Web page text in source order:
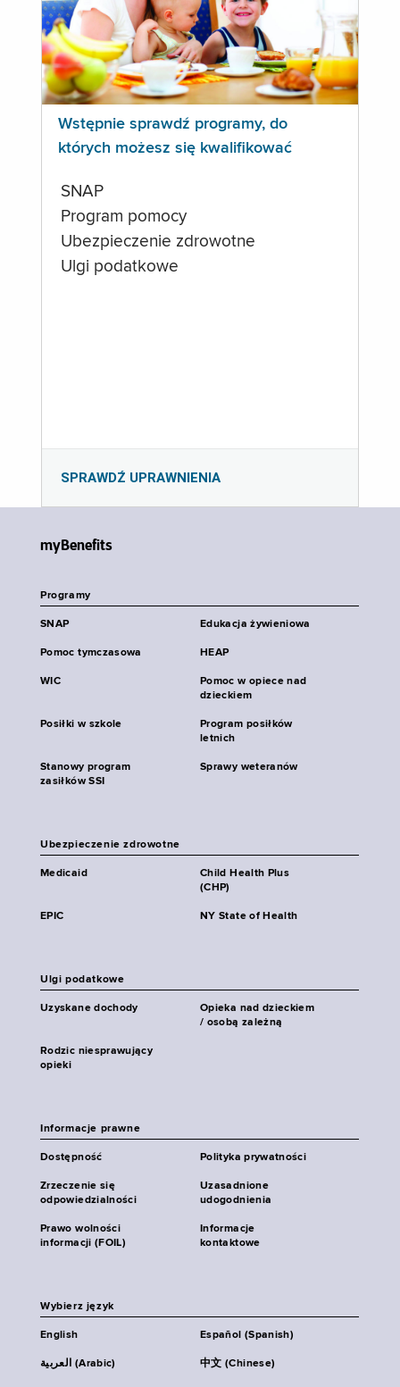
Wstępnie sprawdź programy, do
których możesz się kwalifikować
SNAP
Program pomocy
Ubezpieczenie zdrowotne
Ulgi podatkowe
SPRAWDŹ UPRAWNIENIA
myBenefits
Programy
SNAP Edukacja żywieniowa
Pomoc tymczasowa HEAP
WIC
Pomoc w opiece nad
dzieckiem
Posiłki w szkole
Program posiłków
letnich
Stanowy program
zasiłków SSI
Sprawy weteranów
Ubezpieczenie zdrowotne
Medicaid
Child Health Plus
(CHP)
EPIC NY State of Health
Ulgi podatkowe
Uzyskane dochody
Opieka nad dzieckiem
/ osobą zależną
Rodzic niesprawujący
opieki
Informacje prawne
Dostępność Polityka prywatności
Zrzeczenie się
odpowiedzialności
Uzasadnione
udogodnienia
Prawo wolności
informacji (FOIL)
Informacje
kontaktowe
Wybierz język
English Español (Spanish)
العربية (Arabic) 中文 (Chinese)